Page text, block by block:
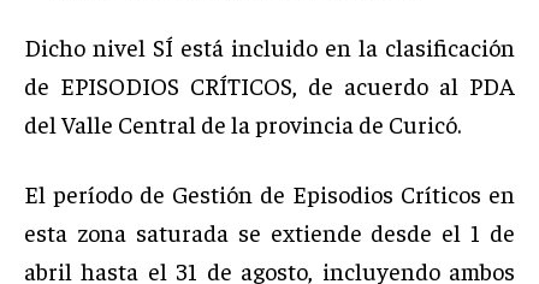
Dicho nivel SÍ está incluido en la clasificación
de EPISODIOS CRÍTICOS, de acuerdo al PDA
del Valle Central de la provincia de Curicó.
El período de Gestión de Episodios Críticos en
esta zona saturada se extiende desde el 1 de
abril hasta el 31 de agosto, incluyendo ambos